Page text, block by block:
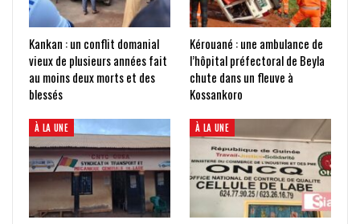
Kankan : un conflit domanial
vieux de plusieurs années fait
au moins deux morts et des
blessés
Kérouané : une ambulance de
l’hôpital préfectoral de Beyla
chute dans un fleuve à
Kossankoro
À LA UNE À LA UNE